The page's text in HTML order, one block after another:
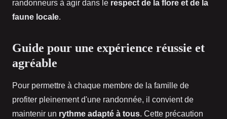
randonneurs à agir dans le respect de la flore et de la
faune locale.
Guide pour une expérience réussie et
agréable
Pour permettre à chaque membre de la famille de
profiter pleinement d'une randonnée, il convient de
maintenir un rythme adapté à tous. Cette précaution